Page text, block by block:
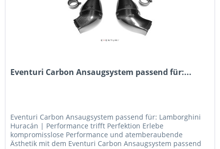
Eventuri Carbon Ansaugsystem passend für:...
Eventuri Carbon Ansaugsystem passend für: Lamborghini
Huracán | Performance trifft Perfektion Erlebe
kompromisslose Performance und atemberaubende
Ästhetik mit dem Eventuri Carbon Ansaugsystem passend